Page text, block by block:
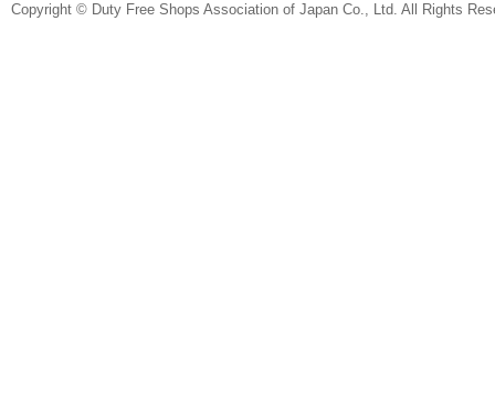
Copyright © Duty Free Shops Association of Japan Co., Ltd. All Rights